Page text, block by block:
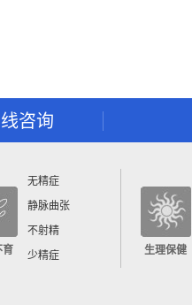
咨询
育
无精症
静脉曲张
不射精
少精症
生理保健